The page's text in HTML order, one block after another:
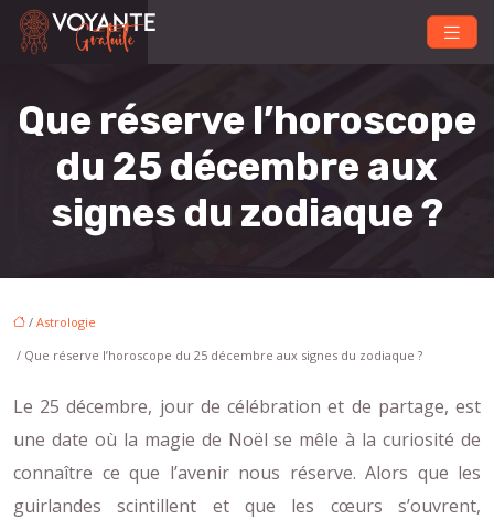
Que réserve l’horoscope
du 25 décembre aux
signes du zodiaque ?
/ Astrologie
/ Que réserve l’horoscope du 25 décembre aux signes du zodiaque ?
Le 25 décembre, jour de célébration et de partage, est
une date où la magie de Noël se mêle à la curiosité de
connaître ce que l’avenir nous réserve. Alors que les
guirlandes scintillent et que les cœurs s’ouvrent,